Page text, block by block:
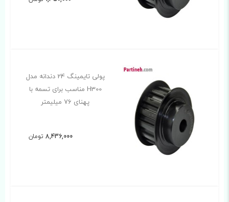
پولی تایمینگ 24 دندانه مدل
H300 مناسب برای تسمه با
پهنای 76 میلیمتر
8,436,000 تومان